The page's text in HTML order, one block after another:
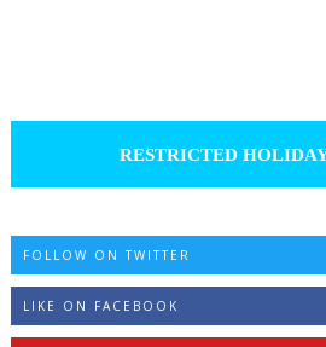
RESTRICTED
FOLLOW ON TWITTER
LIKE ON FACEBOOK